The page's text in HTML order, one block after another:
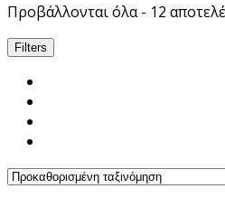
Προβάλλονται όλα - 12
Filters